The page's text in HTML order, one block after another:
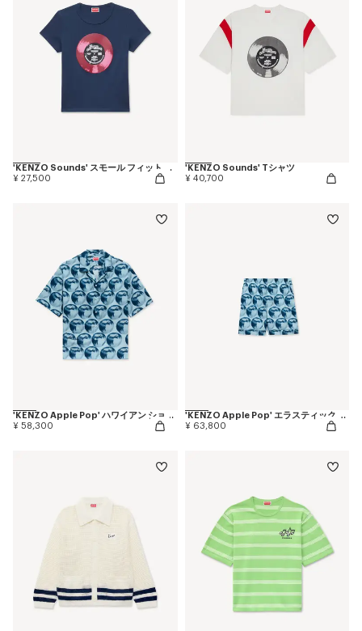
'KENZO Sounds' スモール フィット Tシャツ イン コットン
¥ 27,500
'KENZO Sounds' Tシャツ
¥ 40,700
'KENZO Apple Pop' ハワイアン ショートスリーブ シャツ イン コットン
¥ 58,300
'KENZO Apple Pop' エラスティック ショーツ イン コットン
¥ 63,800